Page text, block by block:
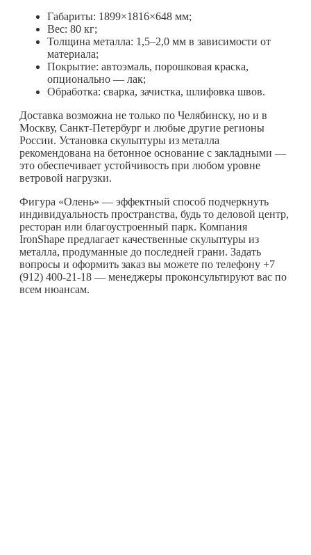
Габариты: 1899×1816×648 мм;
Вес: 80 кг;
Толщина металла: 1,5–2,0 мм в зависимости от
материала;
Покрытие: автоэмаль, порошковая краска,
опционально — лак;
Обработка: сварка, зачистка, шлифовка швов.
Доставка возможна не только по Челябинску, но и в
Москву, Санкт-Петербург и любые другие регионы
России. Установка скульптуры из металла
рекомендована на бетонное основание с закладными —
это обеспечивает устойчивость при любом уровне
ветровой нагрузки.
Фигура «Олень» — эффектный способ подчеркнуть
индивидуальность пространства, будь то деловой центр,
ресторан или благоустроенный парк. Компания
IronShape предлагает качественные скульптуры из
металла, продуманные до последней грани. Задать
вопросы и оформить заказ вы можете по телефону +7
(912) 400-21-18 — менеджеры проконсультируют вас по
всем нюансам.